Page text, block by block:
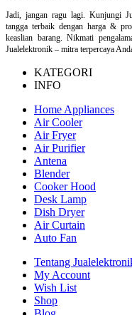
Jadi, jangan ragu lagi. Kunjungi
tangga terbaik dengan harga &
keaslian barang. Nikmati
Jualelektronik – mitra terpercaya
KATEGORI
INFO
Home Appliances
Air Cooler
Air Fryer
Air Purifier
Antena
Blender
Cooker Hood
Desk Lamp
Dish Dryer
Air Curtain
Auto Fan
Tentang
My Account
Wish List
Shop